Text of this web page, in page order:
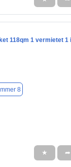
118qm 1 vermietet 1
8
★ ➦